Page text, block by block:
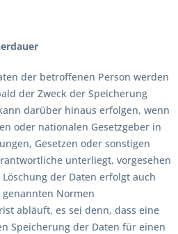
der betroffenen Person werden
der Zweck der Speicherung
darüber hinaus erfolgen, wenn
oder nationalen Gesetzgeber in
Gesetzen oder sonstigen
unterliegt, vorgesehen
der Daten erfolgt auch
Normen
abläuft, es sei denn, dass eine
Speicherung der Daten für einen